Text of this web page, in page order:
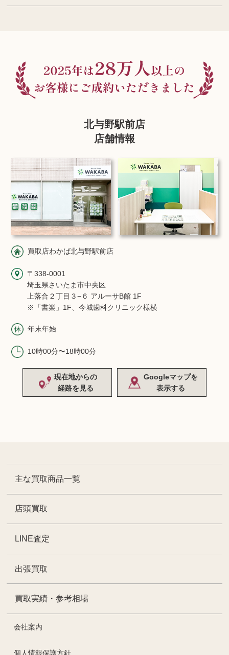
北与野駅前店
店舗情報
買取店わかば北与野駅前店
〒338-0001
埼玉県さいたま市中央区
上落合２丁目３−６ アルーサB館 1F
※「書楽」1F、今城歯科クリニック様横
年末年始
10時00分〜18時00分
現在地からの
経路を見る
Googleマップを
表示する
主な買取商品一覧
店頭買取
LINE査定
出張買取
買取実績・参考相場
会社案内
個人情報保護方針